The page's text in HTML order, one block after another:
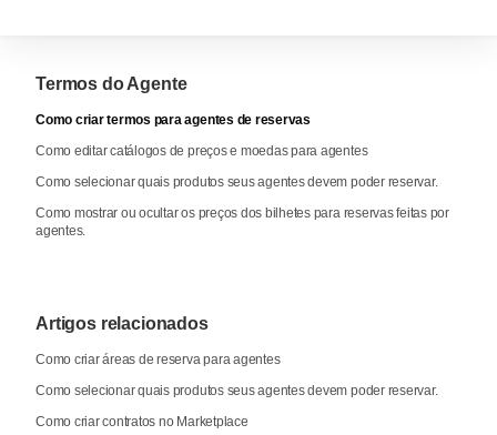
Termos do Agente
Como criar termos para agentes de reservas
Como editar catálogos de preços e moedas para agentes
Como selecionar quais produtos seus agentes devem poder reservar.
Como mostrar ou ocultar os preços dos bilhetes para reservas feitas por
agentes.
Artigos relacionados
Como criar áreas de reserva para agentes
Como selecionar quais produtos seus agentes devem poder reservar.
Como criar contratos no Marketplace